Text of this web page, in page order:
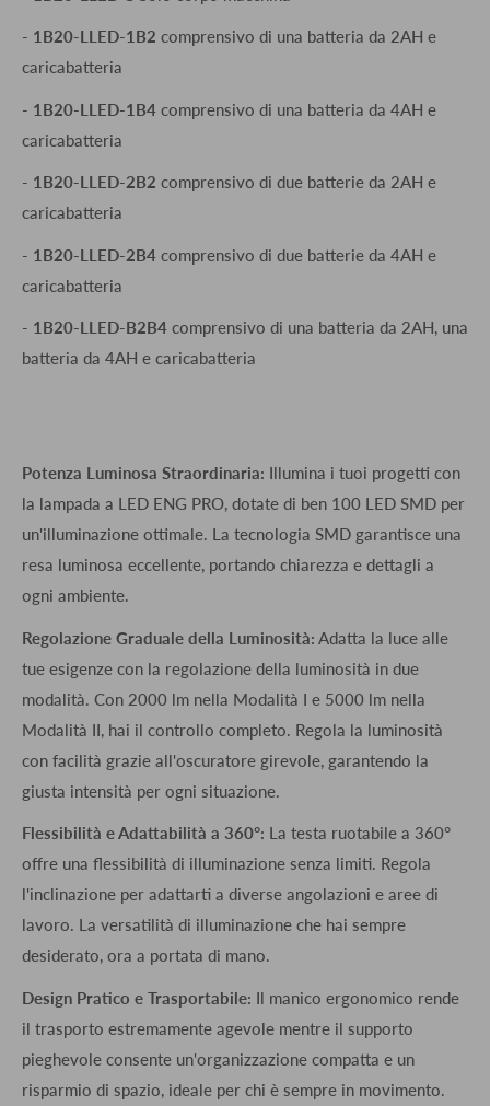
- 1B20-LLED-1B2 comprensivo di una batteria da 2AH e
caricabatteria
- 1B20-LLED-1B4 comprensivo di una batteria da 4AH e
caricabatteria
- 1B20-LLED-2B2 comprensivo di due batterie da 2AH e
caricabatteria
- 1B20-LLED-2B4 comprensivo di due batterie da 4AH e
caricabatteria
- 1B20-LLED-B2B4 comprensivo di una batteria da 2AH, una
batteria da 4AH e caricabatteria
Potenza Luminosa Straordinaria: Illumina i tuoi progetti con
la lampada a LED ENG PRO, dotate di ben 100 LED SMD per
un'illuminazione ottimale. La tecnologia SMD garantisce una
resa luminosa eccellente, portando chiarezza e dettagli a
ogni ambiente.
Regolazione Graduale della Luminosità: Adatta la luce alle
tue esigenze con la regolazione della luminosità in due
modalità. Con 2000 lm nella Modalità I e 5000 lm nella
Modalità II, hai il controllo completo. Regola la luminosità
con facilità grazie all'oscuratore girevole, garantendo la
giusta intensità per ogni situazione.
Flessibilità e Adattabilità a 360°: La testa ruotabile a 360°
offre una flessibilità di illuminazione senza limiti. Regola
l'inclinazione per adattarti a diverse angolazioni e aree di
lavoro. La versatilità di illuminazione che hai sempre
desiderato, ora a portata di mano.
Design Pratico e Trasportabile: Il manico ergonomico rende
il trasporto estremamente agevole mentre il supporto
pieghevole consente un'organizzazione compatta e un
risparmio di spazio, ideale per chi è sempre in movimento.